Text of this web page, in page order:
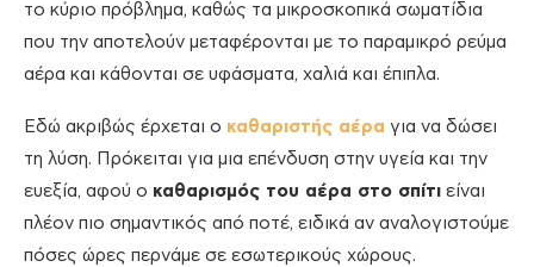
το κύριο πρόβλημα, καθώς τα μικροσκοπικά σωματίδια
που την αποτελούν μεταφέρονται με το παραμικρό ρεύμα
αέρα και κάθονται σε υφάσματα, χαλιά και έπιπλα.
Εδώ ακριβώς έρχεται ο καθαριστής αέρα για να δώσει
τη λύση. Πρόκειται για μια επένδυση στην υγεία και την
ευεξία, αφού ο καθαρισμός του αέρα στο σπίτι είναι
πλέον πιο σημαντικός από ποτέ, ειδικά αν αναλογιστούμε
πόσες ώρες περνάμε σε εσωτερικούς χώρους.